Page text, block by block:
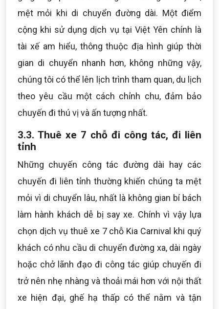
mệt mỏi khi di chuyển đường dài. Một điểm
cộng khi sử dụng dịch vụ tại Việt Yên chính là
tài xế am hiểu, thông thuộc địa hình giúp thời
gian di chuyển nhanh hơn, không những vậy,
chúng tôi có thể lên lịch trình tham quan, du lịch
theo yêu cầu một cách chỉnh chu, đảm bảo
chuyến đi thú vị và ấn tượng nhất.
3.3. Thuê xe 7 chỗ đi công tác, đi liên
tỉnh
Những chuyến công tác đường dài hay các
chuyến đi liên tỉnh thường khiến chúng ta mệt
mỏi vì di chuyển lâu, nhất là không gian bí bách
làm hành khách dễ bị say xe. Chính vì vậy lựa
chọn dịch vụ thuê xe 7 chỗ Kia Carnival khi quý
khách có nhu cầu di chuyển đường xa, dài ngày
hoặc chở lãnh đạo đi công tác giúp chuyến đi
trở nên nhẹ nhàng và thoải mái hơn với nội thất
xe hiện đại, ghế hạ thấp có thể nằm và tận